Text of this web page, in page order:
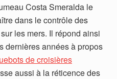
Costa Smeralda le
dans le contrôle des
les mers. Il répond ainsi
dernières années à propos
de croisières
aussi à la réticence des